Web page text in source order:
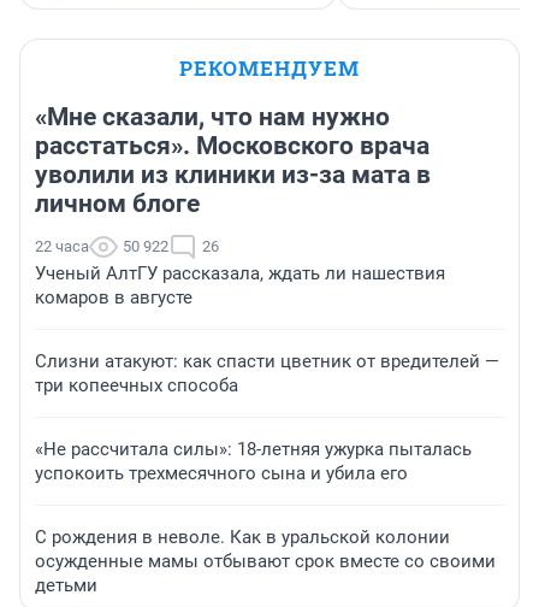
РЕКОМЕНДУЕМ
«Мне сказали, что нам нужно
расстаться». Московского врача
уволили из клиники из-за мата в
личном блоге
22 часа 50 922 26
Ученый АлтГУ рассказала, ждать ли нашествия
комаров в августе
Слизни атакуют: как спасти цветник от вредителей —
три копеечных способа
«Не рассчитала силы»: 18-летняя ужурка пыталась
успокоить трехмесячного сына и убила его
С рождения в неволе. Как в уральской колонии
осужденные мамы отбывают срок вместе со своими
детьми